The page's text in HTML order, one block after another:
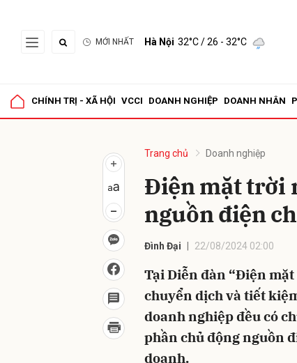
MỚI NHẤT Hà Nội 32°C/ 26 - 32°C
CHÍNH TRỊ - XÃ HỘI VCCI DOANH NGHIỆP DOANH NHÂN
Trang chủ Doanh nghiệp
Điện mặt trời
nguồn điện
Đình Đại 22/08/2024 02:00
Tại Diễn đàn “Điện
chuyển dịch và tiết
doanh nghiệp đều có
phần chủ động nguồn
doanh.